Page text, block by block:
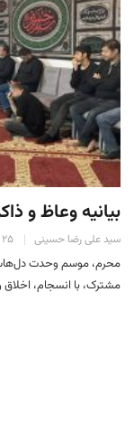
بیانیه وعاظ و ذاکران
سید علی رضا حسینی ۲۵ خرداد ۱۴۰۵
محرم، موسم وحدت
مشترک، با انسجام،